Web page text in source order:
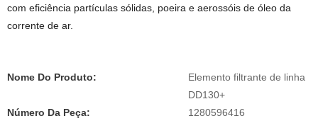
com eficiência partículas sólidas, poeira e aerossóis de óleo da
corrente de ar.
Nome Do Produto:
Elemento filtrante de linha
DD130+
Número Da Peça:
1280596416